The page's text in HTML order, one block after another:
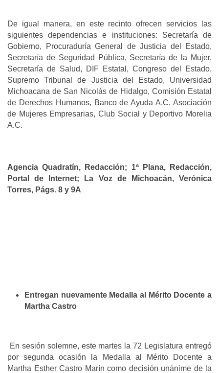
De igual manera, en este recinto ofrecen servicios las
siguientes dependencias e instituciones: Secretaría de
Gobierno, Procuraduría General de Justicia del Estado,
Secretaría de Seguridad Pública, Secretaría de la Mujer,
Secretaría de Salud, DIF Estatal, Congreso del Estado,
Supremo Tribunal de Justicia del Estado, Universidad
Michoacana de San Nicolás de Hidalgo, Comisión Estatal
de Derechos Humanos, Banco de Ayuda A.C, Asociación
de Mujeres Empresarias, Club Social y Deportivo Morelia
A.C.
Agencia Quadratín, Redacción; 1ª Plana, Redacción,
Portal de Internet; La Voz de Michoacán, Verónica
Torres, Págs. 8 y 9A
Entregan nuevamente Medalla al Mérito Docente a
Martha Castro
En sesión solemne, este martes la 72 Legislatura entregó
por segunda ocasión la Medalla al Mérito Docente a
Martha Esther Castro Marín como decisión unánime de la